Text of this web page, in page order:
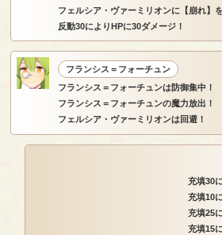
フェルシア・ヴァーミリオンに【崩れ】
反動30によりHPに30ダメージ！
フランシス＝フォーチュン
フランシス＝フォーチュンは防御集中！
フランシス＝フォーチュンの魔力放出！
フェルシア・ヴァーミリオンは回避！
充填30
充填10
充填25
充填15